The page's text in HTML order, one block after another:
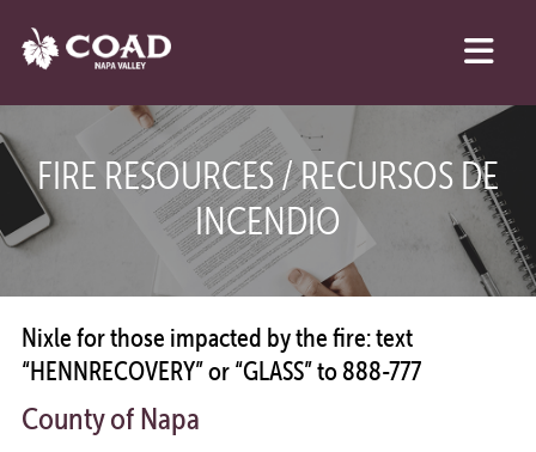
FIRE RESOURCES / RECURSOS DE
INCENDIO
Nixle for those impacted by the fire: text
“HENNRECOVERY” or “GLASS” to 888-777
County of Napa